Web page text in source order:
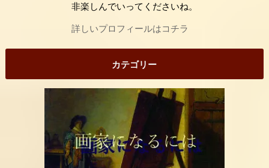
非楽しんでいってくださいね。
詳しいプロフィールはコチラ
カテゴリー